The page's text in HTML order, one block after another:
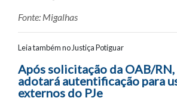
Fonte: Migalhas
Leia também no Justiça Potiguar
Navegação entre
Após solicitação da OAB/RN,
adotará autentificação para
externos do PJe